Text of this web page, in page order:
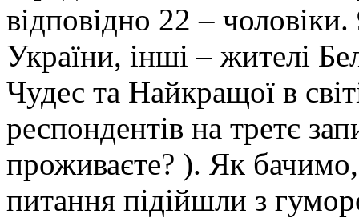
відповідно 22 –
України, інші – жителі
Чудес та Найкращої в
респондентів на третє
проживаєте? ). Як
питання підійшли з